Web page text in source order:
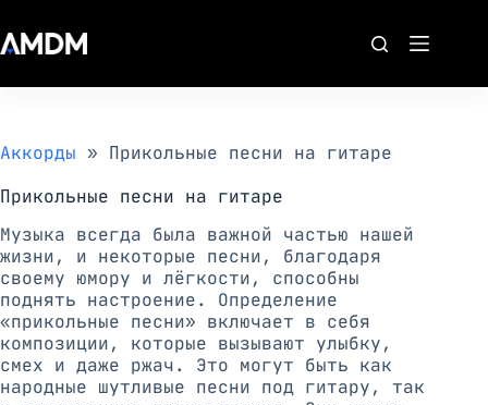
к
сути
Аккорды » Прикольные песни на гитаре
Прикольные песни на гитаре
Музыка всегда была важной частью нашей
жизни, и некоторые песни, благодаря
своему юмору и лёгкости, способны
поднять настроение. Определение
«прикольные песни» включает в себя
композиции, которые вызывают улыбку,
смех и даже ржач. Это могут быть как
народные шутливые песни под гитару, так